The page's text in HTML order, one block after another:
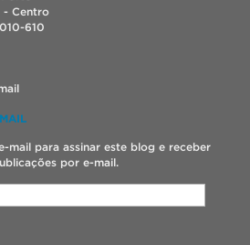
- Centro
610
mail para assinar este blog e receber
por e-mail.